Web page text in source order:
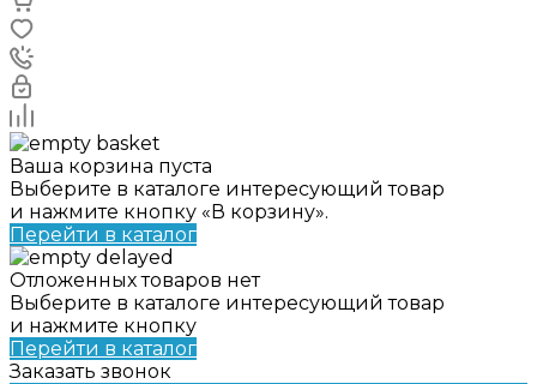
Ваша корзина пуста
Выберите в каталоге интересующий товар
и нажмите кнопку «В корзину».
Перейти в каталог
Отложенных товаров нет
Выберите в каталоге интересующий товар
и нажмите кнопку
Перейти в каталог
Заказать звонок